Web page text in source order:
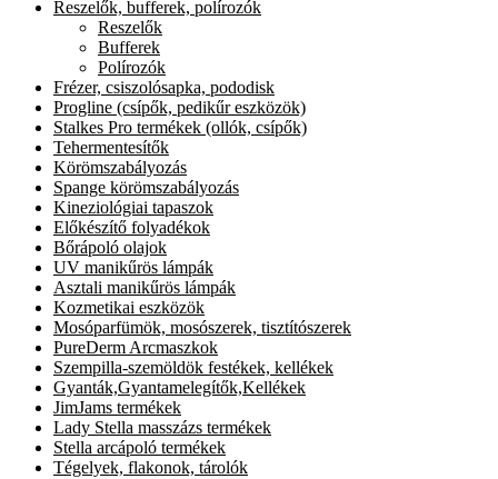
Reszelők, bufferek, polírozók
Reszelők
Bufferek
Polírozók
Frézer, csiszolósapka, pododisk
Progline (csípők, pedikűr eszközök)
Stalkes Pro termékek (ollók, csípők)
Tehermentesítők
Körömszabályozás
Spange körömszabályozás
Kineziológiai tapaszok
Előkészítő folyadékok
Bőrápoló olajok
UV manikűrös lámpák
Asztali manikűrös lámpák
Kozmetikai eszközök
Mosóparfümök, mosószerek, tisztítószerek
PureDerm Arcmaszkok
Szempilla-szemöldök festékek, kellékek
Gyanták,Gyantamelegítők,Kellékek
JimJams termékek
Lady Stella masszázs termékek
Stella arcápoló termékek
Tégelyek, flakonok, tárolók